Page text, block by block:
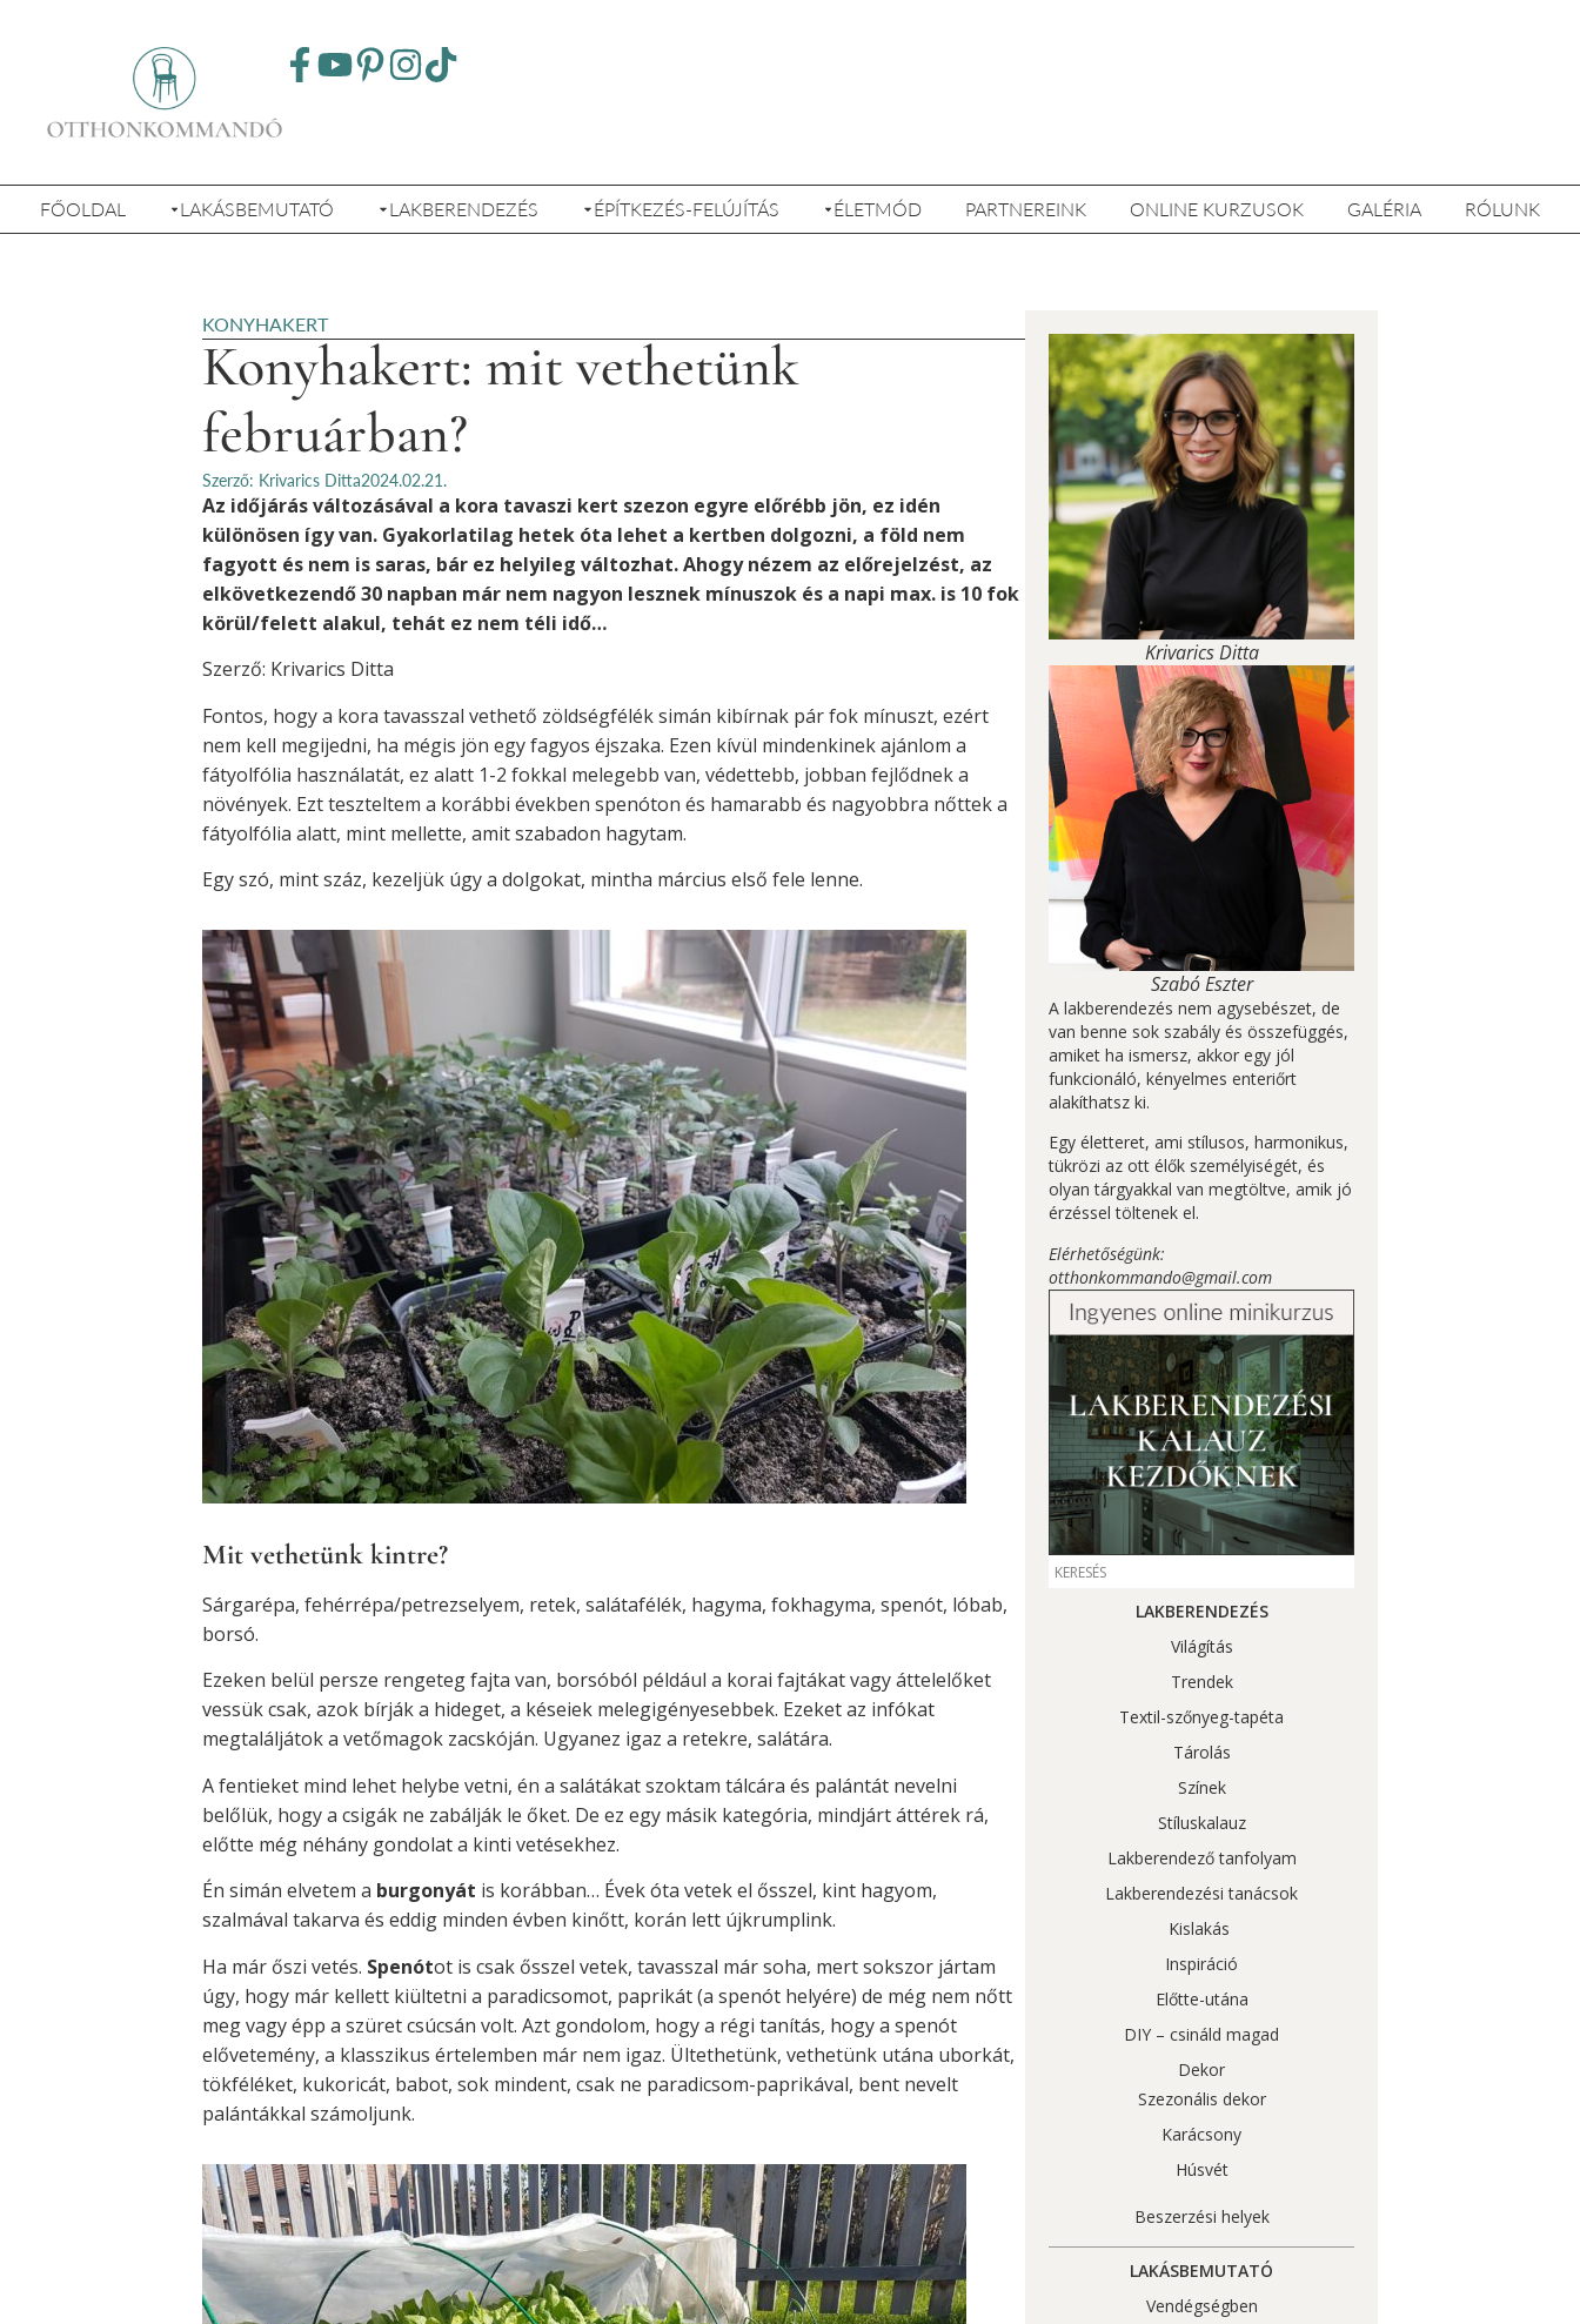
FŐOLDAL LAKÁSBEMUTATÓ LAKBERENDEZÉS ÉPÍTKEZÉS-FELÚJÍTÁS ÉLETMÓD PARTNEREINK ONLINE KURZUSOK GALÉRIA RÓLUNK
KONYHAKERT
Konyhakert: mit vethetünk
februárban?
Szerző: Krivarics Ditta2024.02.21.
Az időjárás változásával a kora tavaszi kert szezon egyre előrébb jön, ez idén
különösen így van. Gyakorlatilag hetek óta lehet a kertben dolgozni, a föld nem
fagyott és nem is saras, bár ez helyileg változhat. Ahogy nézem az előrejelzést, az
elkövetkezendő 30 napban már nem nagyon lesznek mínuszok és a napi max. is 10 fok
körül/felett alakul, tehát ez nem téli idő…
Szerző: Krivarics Ditta
Fontos, hogy a kora tavasszal vethető zöldségfélék simán kibírnak pár fok mínuszt, ezért
nem kell megijedni, ha mégis jön egy fagyos éjszaka. Ezen kívül mindenkinek ajánlom a
fátyolfólia használatát, ez alatt 1-2 fokkal melegebb van, védettebb, jobban fejlődnek a
növények. Ezt teszteltem a korábbi években spenóton és hamarabb és nagyobbra nőttek a
fátyolfólia alatt, mint mellette, amit szabadon hagytam.
Egy szó, mint száz, kezeljük úgy a dolgokat, mintha március első fele lenne.
Mit vethetünk kintre?
Sárgarépa, fehérrépa/petrezselyem, retek, salátafélék, hagyma, fokhagyma, spenót, lóbab,
borsó.
Ezeken belül persze rengeteg fajta van, borsóból például a korai fajtákat vagy áttelelőket
vessük csak, azok bírják a hideget, a késeiek melegigényesebbek. Ezeket az infókat
megtaláljátok a vetőmagok zacskóján. Ugyanez igaz a retekre, salátára.
A fentieket mind lehet helybe vetni, én a salátákat szoktam tálcára és palántát nevelni
belőlük, hogy a csigák ne zabálják le őket. De ez egy másik kategória, mindjárt áttérek rá,
előtte még néhány gondolat a kinti vetésekhez.
Én simán elvetem a burgonyát is korábban… Évek óta vetek el ősszel, kint hagyom,
szalmával takarva és eddig minden évben kinőtt, korán lett újkrumplink.
Ha már őszi vetés. Spenótot is csak ősszel vetek, tavasszal már soha, mert sokszor jártam
úgy, hogy már kellett kiültetni a paradicsomot, paprikát (a spenót helyére) de még nem nőtt
meg vagy épp a szüret csúcsán volt. Azt gondolom, hogy a régi tanítás, hogy a spenót
elővetemény, a klasszikus értelemben már nem igaz. Ültethetünk, vethetünk utána uborkát,
tökféléket, kukoricát, babot, sok mindent, csak ne paradicsom-paprikával, bent nevelt
palántákkal számoljunk.
Krivarics Ditta
Szabó Eszter
A lakberendezés nem agysebészet, de
van benne sok szabály és összefüggés,
amiket ha ismersz, akkor egy jól
funkcionáló, kényelmes enteriőrt
alakíthatsz ki.
Egy életteret, ami stílusos, harmonikus,
tükrözi az ott élők személyiségét, és
olyan tárgyakkal van megtöltve, amik jó
érzéssel töltenek el.
Elérhetőségünk:
otthonkommando@gmail.com
LAKBERENDEZÉS
Világítás
Trendek
Textil-szőnyeg-tapéta
Tárolás
Színek
Stíluskalauz
Lakberendező tanfolyam
Lakberendezési tanácsok
Kislakás
Inspiráció
Előtte-utána
DIY – csináld magad
Dekor
Szezonális dekor
Karácsony
Húsvét
Beszerzési helyek
LAKÁSBEMUTATÓ
Vendégségben